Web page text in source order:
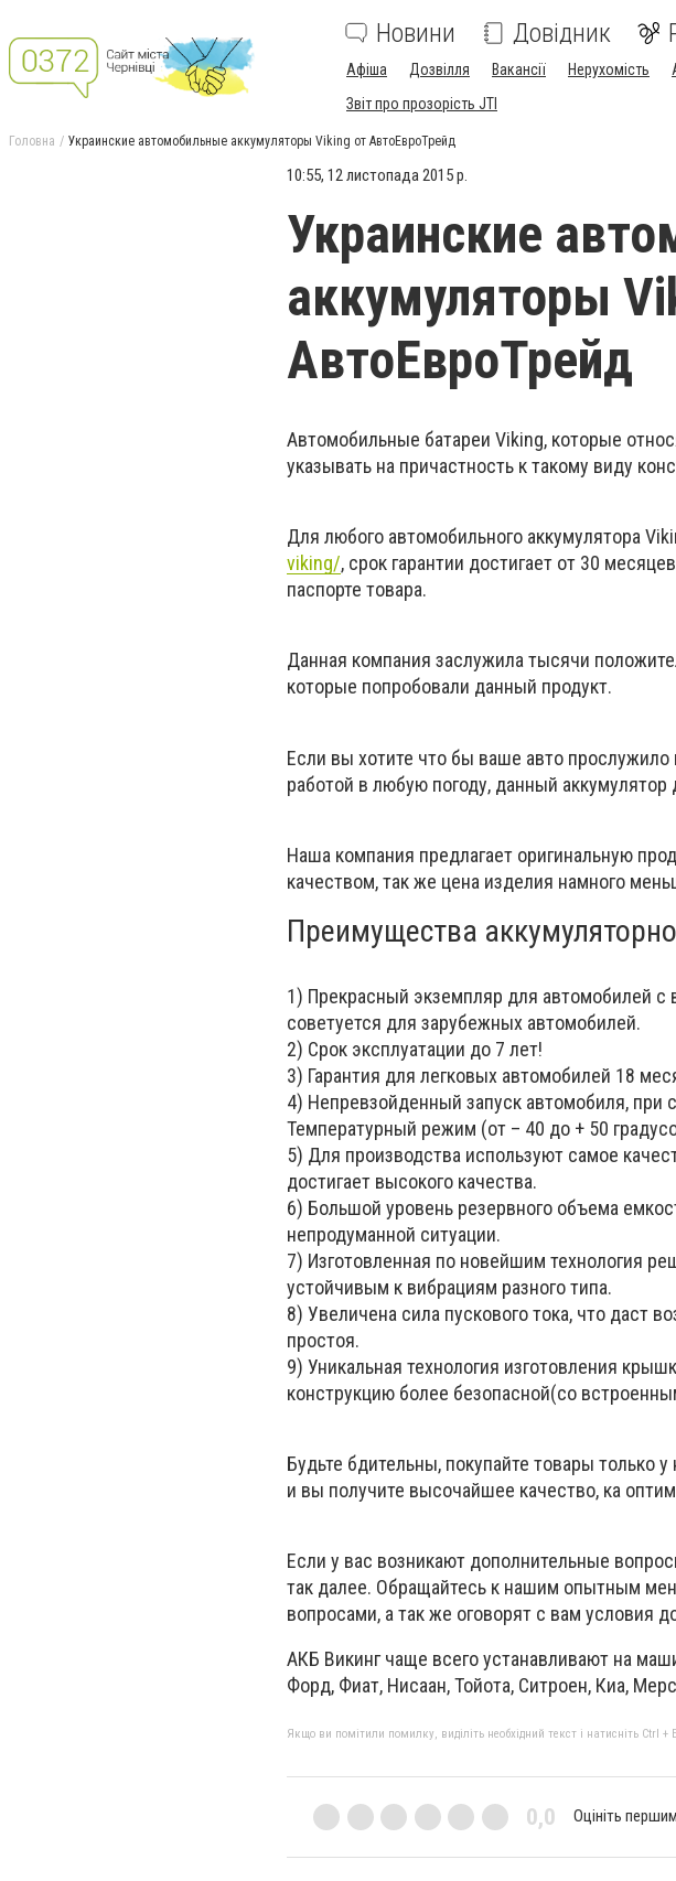
Новини Довідник
Афіша Дозвілля Вакансії Нерухомість
Звіт про прозорість JTI
Головна Украинские автомобильные аккумуляторы Viking от АвтоЕвроТрейд
10:55, 12 листопада 2015 р.
Украинские
аккумуляторы
АвтоЕвроТрейд
Автомобильные батареи Viking, которые
указывать на причастность к такому виду
Для любого автомобильного аккумулятора
viking/, срок гарантии достигает от 30
паспорте товара.
Данная компания заслужила тысячи
которые попробовали данный продукт.
Если вы хотите что бы ваше авто
работой в любую погоду, данный аккумулятор
Наша компания предлагает оригинальную
качеством, так же цена изделия намного
Преимущества
1) Прекрасный экземпляр для автомобилей
советуется для зарубежных автомобилей.
2) Срок эксплуатации до 7 лет!
3) Гарантия для легковых автомобилей 18
4) Непревзойденный запуск автомобиля,
Температурный режим (от – 40 до + 50
5) Для производства используют самое
достигает высокого качества.
6) Большой уровень резервного объема
непродуманной ситуации.
7) Изготовленная по новейшим технология
устойчивым к вибрациям разного типа.
8) Увеличена сила пускового тока, что даст
простоя.
9) Уникальная технология изготовления
конструкцию более безопасной(со
Будьте бдительны, покупайте товары только
и вы получите высочайшее качество, ка
Если у вас возникают дополнительные
так далее. Обращайтесь к нашим опытным
вопросами, а так же оговорят с вам условия
АКБ Викинг чаще всего устанавливают на
Форд, Фиат, Нисаан, Тойота, Ситроен, Киа,
Якщо ви помітили помилку, виділіть необхідний текст і натисніть Ctrl
0,0 Оцініть першим